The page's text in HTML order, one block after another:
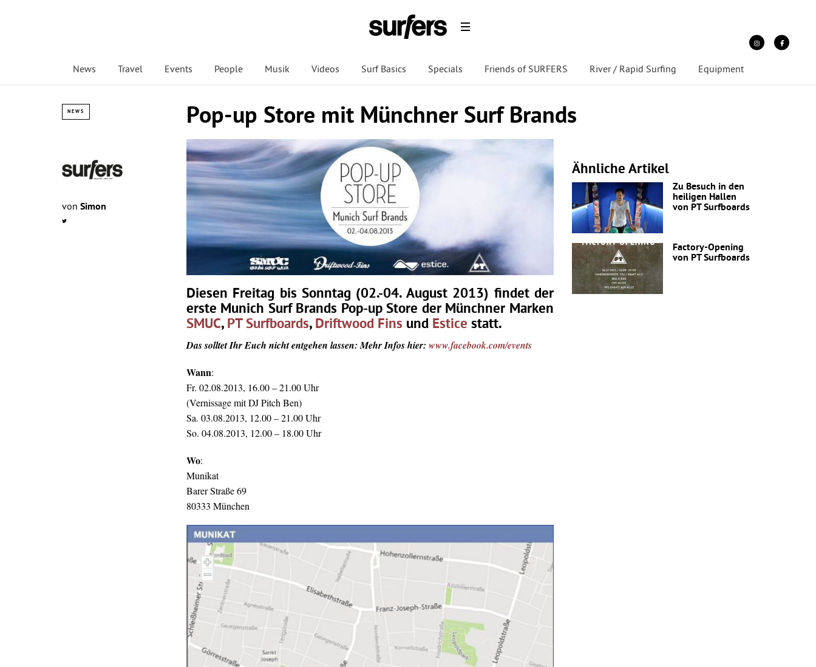
News Travel Events People Musik Videos Surf Basics Specials Friends of SURFERS River / Rapid Surfing Equipment
NEWS Pop-up Store mit Münchner Surf Brands
von Simon
Diesen Freitag bis Sonntag (02.-04. August 2013) findet der
erste Munich Surf Brands Pop-up Store der Münchner Marken
SMUC,PT Surfboards, Driftwood Fins und Estice statt.
Das solltet Ihr Euch nicht entgehen lassen: Mehr Infos hier: www.facebook.com/events
Wann:
Fr. 02.08.2013, 16.00 – 21.00 Uhr
(Vernissage mit DJ Pitch Ben)
Sa. 03.08.2013, 12.00 – 21.00 Uhr
So. 04.08.2013, 12.00 – 18.00 Uhr
Wo:
Munikat
Barer Straße 69
80333 München
Ähnliche Artikel
Zu Besuch in den
heiligen Hallen
von PT Surfboards
Factory-Opening
von PT Surfboards